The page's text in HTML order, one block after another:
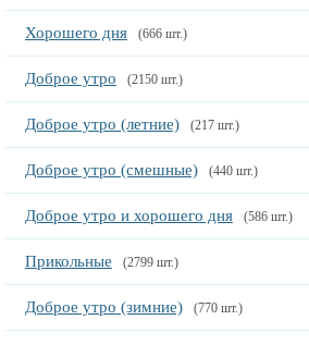
Хорошего дня (666 шт.)
Доброе утро (2150 шт.)
Доброе утро (летние) (217 шт.)
Доброе утро (смешные) (440 шт.)
Доброе утро и хорошего дня (586 шт.)
Прикольные (2799 шт.)
Доброе утро (зимние) (770 шт.)